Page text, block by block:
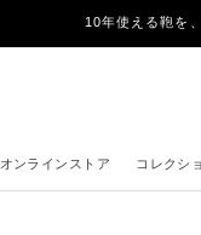
10年使える鞄を
オンラインストア コレクシ